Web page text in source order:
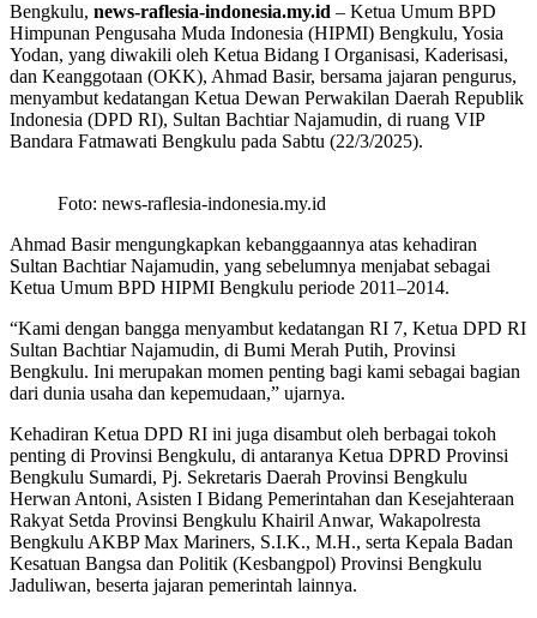
Bengkulu, news-raflesia-indonesia.my.id – Ketua Umum BPD
Himpunan Pengusaha Muda Indonesia (HIPMI) Bengkulu, Yosia
Yodan, yang diwakili oleh Ketua Bidang I Organisasi, Kaderisasi,
dan Keanggotaan (OKK), Ahmad Basir, bersama jajaran pengurus,
menyambut kedatangan Ketua Dewan Perwakilan Daerah Republik
Indonesia (DPD RI), Sultan Bachtiar Najamudin, di ruang VIP
Bandara Fatmawati Bengkulu pada Sabtu (22/3/2025).
Foto: news-raflesia-indonesia.my.id
Ahmad Basir mengungkapkan kebanggaannya atas kehadiran
Sultan Bachtiar Najamudin, yang sebelumnya menjabat sebagai
Ketua Umum BPD HIPMI Bengkulu periode 2011–2014.
“Kami dengan bangga menyambut kedatangan RI 7, Ketua DPD RI
Sultan Bachtiar Najamudin, di Bumi Merah Putih, Provinsi
Bengkulu. Ini merupakan momen penting bagi kami sebagai bagian
dari dunia usaha dan kepemudaan,” ujarnya.
Kehadiran Ketua DPD RI ini juga disambut oleh berbagai tokoh
penting di Provinsi Bengkulu, di antaranya Ketua DPRD Provinsi
Bengkulu Sumardi, Pj. Sekretaris Daerah Provinsi Bengkulu
Herwan Antoni, Asisten I Bidang Pemerintahan dan Kesejahteraan
Rakyat Setda Provinsi Bengkulu Khairil Anwar, Wakapolresta
Bengkulu AKBP Max Mariners, S.I.K., M.H., serta Kepala Badan
Kesatuan Bangsa dan Politik (Kesbangpol) Provinsi Bengkulu
Jaduliwan, beserta jajaran pemerintah lainnya.